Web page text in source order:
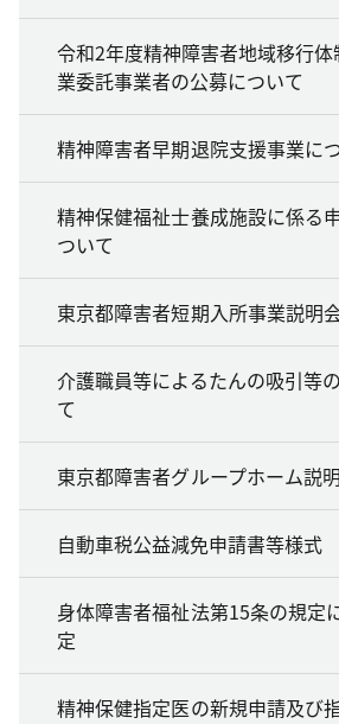
令和2年度精神障害者地域移行
業委託事業者の公募について
精神障害者早期退院支援事業に
精神保健福祉士養成施設に係る
ついて
東京都障害者短期入所事業説明
介護職員等によるたんの吸引等
て
東京都障害者グループホーム説
自動車税公益減免申請書等様式
身体障害者福祉法第15条の規定
定
精神保健指定医の新規申請及び